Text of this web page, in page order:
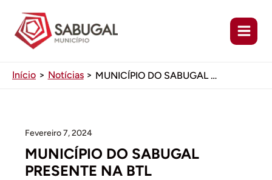
conteúdo
Início Notícias MUNICÍPIO DO SABUGAL PRESENTE NA BTL
Fevereiro 7, 2024
MUNICÍPIO DO SABUGAL
PRESENTE NA BTL